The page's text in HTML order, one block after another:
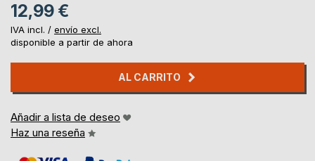
12,99 €
IVA incl. / envío excl.
disponible a partir de ahora
AL CARRITO
Añadir a lista de deseo
Haz una reseña